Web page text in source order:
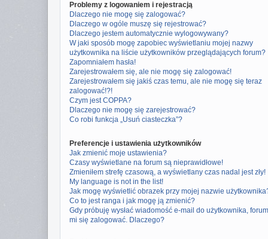
Problemy z logowaniem i rejestracją
Dlaczego nie mogę się zalogować?
Dlaczego w ogóle muszę się rejestrować?
Dlaczego jestem automatycznie wylogowywany?
W jaki sposób mogę zapobiec wyświetlaniu mojej nazwy
użytkownika na liście użytkowników przeglądających forum?
Zapomniałem hasła!
Zarejestrowałem się, ale nie mogę się zalogować!
Zarejestrowałem się jakiś czas temu, ale nie mogę się teraz
zalogować!?!
Czym jest COPPA?
Dlaczego nie mogę się zarejestrować?
Co robi funkcja „Usuń ciasteczka”?
Preferencje i ustawienia użytkowników
Jak zmienić moje ustawienia?
Czasy wyświetlane na forum są nieprawidłowe!
Zmieniłem strefę czasową, a wyświetlany czas nadal jest zły!
My language is not in the list!
Jak mogę wyświetlić obrazek przy mojej nazwie
Co to jest ranga i jak mogę ją zmienić?
Gdy próbuję wysłać wiadomość e-mail do użytkownika,
mi się zalogować. Dlaczego?